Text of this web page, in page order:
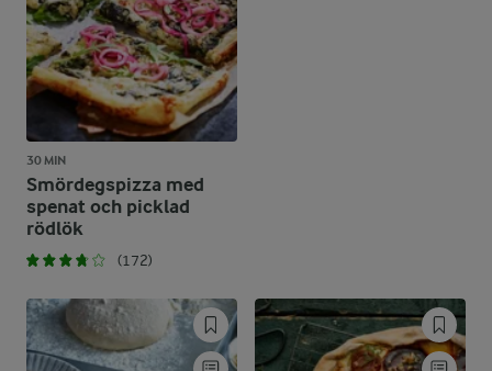
30 MIN
Smördegspizza med
spenat och picklad
rödlök
(172)